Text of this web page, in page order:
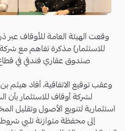
وقعت الهيئة العامة للأوقاف عبر
للاستثمار) مذكرة تفاهم مع شركة
صندوق عقاري فندقي في
وعقب توقيع الاتفاقية، أفاد هيثم
لشركة أوقاف للاستثمار بأن
استثمارية لتنويع الأصول وتقليل
إلى محفظة متوازنة تلبي